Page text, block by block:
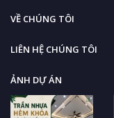
VỀ CHÚNG TÔI
LIÊN HỆ CHÚNG TÔI
ẢNH DỰ ÁN